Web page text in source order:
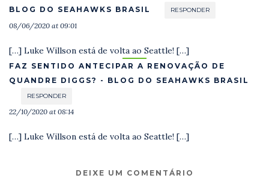
BLOG DO SEAHAWKS BRASIL
RESPONDER
08/06/2020 at 09:01
[…] Luke Willson está de volta ao Seattle! […]
FAZ SENTIDO ANTECIPAR A RENOVAÇÃO DE
QUANDRE DIGGS? - BLOG DO SEAHAWKS BRASIL
RESPONDER
22/10/2020 at 08:14
[…] Luke Willson está de volta ao Seattle! […]
DEIXE UM COMENTÁRIO